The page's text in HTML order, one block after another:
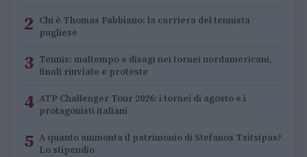
2 Chi è Thomas Fabbiano: la carriera del tennista
pugliese
3 Tennis: maltempo e disagi nei tornei nordamericani,
finali rinviate e proteste
4 ATP Challenger Tour 2026: i tornei di agosto e i
protagonisti italiani
5 A quanto ammonta il patrimonio di Stefanos Tsitsipas?
Lo stipendio